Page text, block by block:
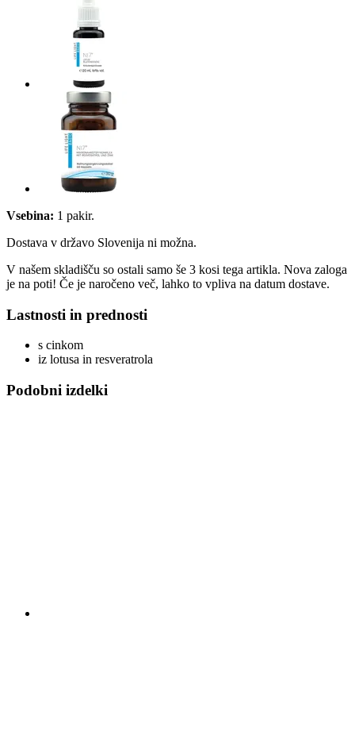
Vsebina: 1 pakir.
Dostava v državo Slovenija ni možna.
V našem skladišču so ostali samo še 3 kosi tega artikla. Nova zaloga
je na poti! Če je naročeno več, lahko to vpliva na datum dostave.
Lastnosti in prednosti
s cinkom
iz lotusa in resveratrola
Podobni izdelki